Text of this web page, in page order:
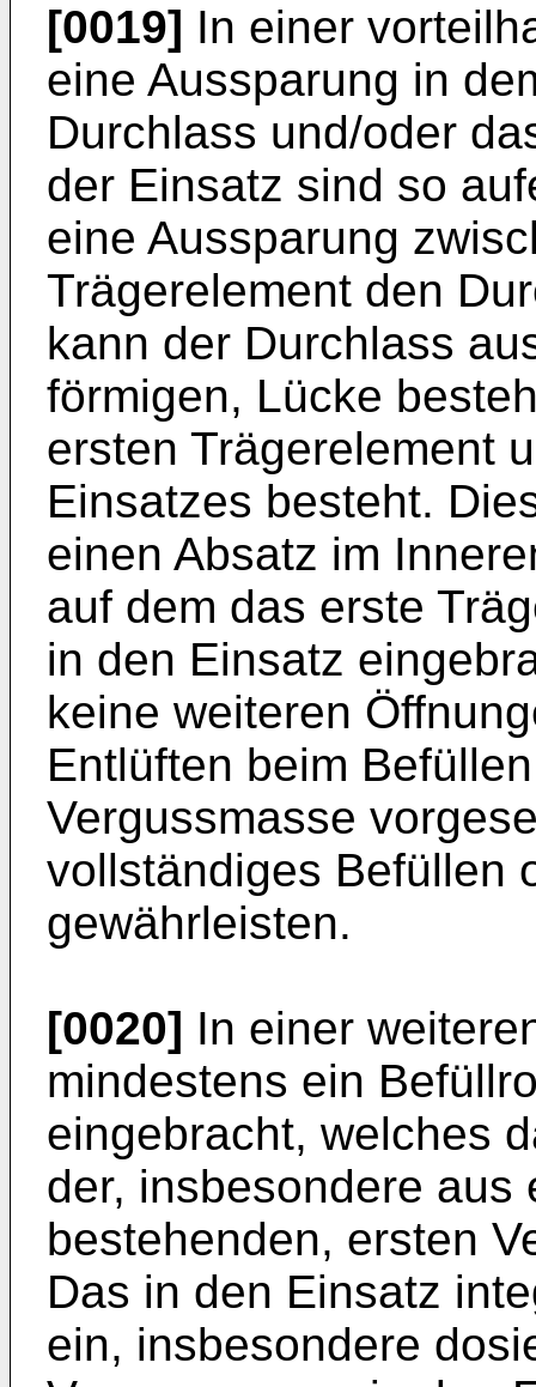
[0019] In einer
eine Aussparung in
Durchlass und/oder
der Einsatz sind so
eine Aussparung
Trägerelement den
kann der Durchlass
förmigen, Lücke
ersten Trägerelement
Einsatzes besteht.
einen Absatz im
auf dem das erste
in den Einsatz
keine weiteren
Entlüften beim
Vergussmasse
vollständiges Befüllen
gewährleisten.
[0020] In einer
mindestens ein
eingebracht, welches
der, insbesondere aus
bestehenden, ersten
Das in den Einsatz
ein, insbesondere